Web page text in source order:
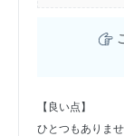
【良い点】
ひとつもありませ